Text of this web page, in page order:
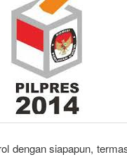
dengan siapapun,